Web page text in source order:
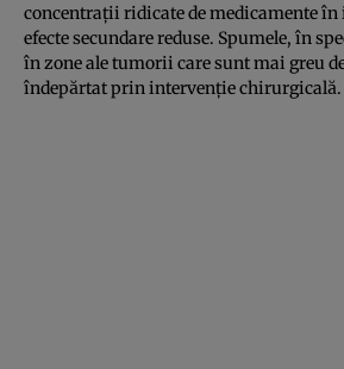
concentrații ridicate de medicamente
efecte secundare reduse. Spumele, în
în zone ale tumorii care sunt mai greu
îndepărtat prin intervenție chirurgicală.